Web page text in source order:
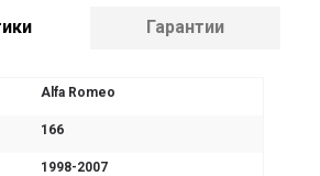
Гарантии
Alfa Romeo
166
1998-2007